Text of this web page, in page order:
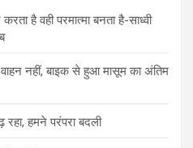
है वही परमात्मा बनता है-साध्वी
नहीं, बाइक से हुआ मासूम का अंतिम
हमने परंपरा बदली